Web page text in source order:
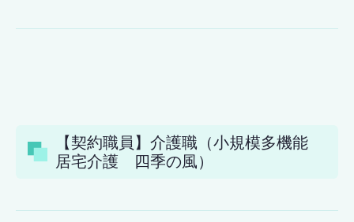
【契約職員】介護職（小規模多機能
居宅介護 四季の風）